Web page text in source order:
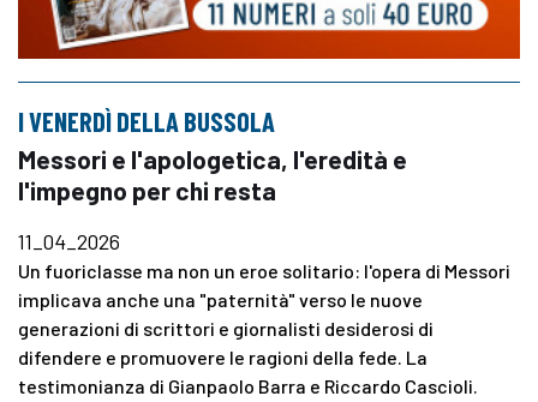
I VENERDÌ DELLA BUSSOLA
Messori e l'apologetica, l'eredità e
l'impegno per chi resta
11_04_2026
Un fuoriclasse ma non un eroe solitario: l'opera di Messori
implicava anche una "paternità" verso le nuove
generazioni di scrittori e giornalisti desiderosi di
difendere e promuovere le ragioni della fede. La
testimonianza di Gianpaolo Barra e Riccardo Cascioli.